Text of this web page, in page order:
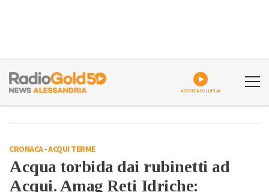
ASCOLTA GOLDPLAY
CRONACA-ACQUI TERME
Acqua torbida dai rubinetti ad
Acqui. Amag Reti Idriche: